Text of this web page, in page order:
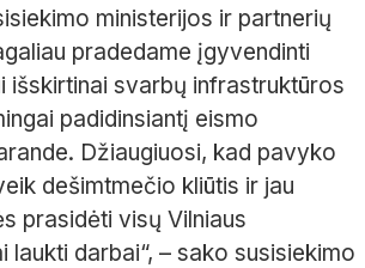
ministerijos ir partnerių
pradedame įgyvendinti
išskirtinai svarbų infrastruktūros
padidinsiantį eismo
Džiaugiuosi, kad pavyko
dešimtmečio kliūtis ir jau
prasidėti visų Vilniaus
laukti darbai“, – sako susisiekimo